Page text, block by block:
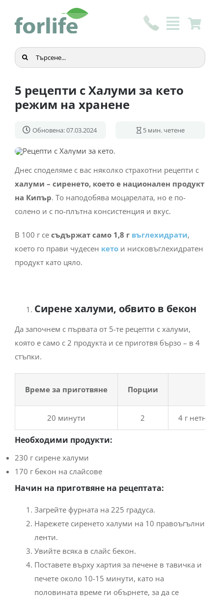
content
Търсене
...
5 рецепти с Халуми за кето
режим на хранене
Обновена: 07.03.2024 5 мин. четене
Днес споделяме с вас няколко страхотни рецепти с
халуми – сиренето, което е национален продукт
на Кипър. То наподобява моцарелата, но е по-
солено и с по-плътна консистенция и вкус.
В 100 г се съдържат само 1,8 г въглехидрати,
което го прави чудесен кето и нисковъглехидратен
продукт като цяло.
Сирене халуми, обвито в бекон
Да започнем с първата от 5-те рецепти с халуми,
която е само с 2 продукта и се приготвя бързо – в 4
стъпки.
Време за приготвяне Порции
20 минути 2 4 г нетни
Необходими продукти:
230 г сирене халуми
170 г бекон на слайсове
Начин на приготвяне на рецептата:
Загрейте фурната на 225 градуса.
Нарежете сиренето халуми на 10 правоъгълни
ленти.
Увийте всяка в слайс бекон.
Поставете върху хартия за печене в тавичка и
печете около 10-15 минути, като на
половината време ги обърнете, за да се